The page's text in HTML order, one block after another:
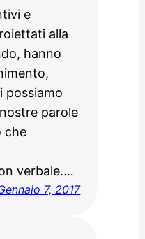
e
alla
hanno
possiamo
parole
che
verbale.…
7, 2017